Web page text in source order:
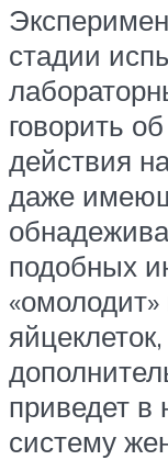
стадии
говорить
действия
даже
подобных
приведет в
систему